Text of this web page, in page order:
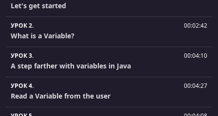
Let's get started
УРОК 2. 00:02:42
What is a Variable?
УРОК 3. 00:04:10
A step farther with variables in Java
УРОК 4. 00:04:27
Read a Variable from the user